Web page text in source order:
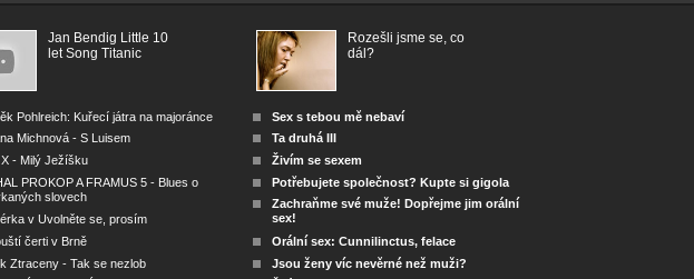
Jan Bendig Little 10
let Song Titanic
Pohlreich: Kuřecí játra na majoránce
Michnová - S Luisem
X - Milý Ježíšku
PROKOP A FRAMUS 5 - Blues o
slovech
v Uvolněte se, prosím
čerti v Brně
Ztraceny - Tak se nezlob
Rozešli jsme se, co
dál?
Sex s tebou mě nebaví
Ta druhá III
Živím se sexem
Potřebujete společnost? Kupte si gigola
Zachraňme své muže! Dopřejme jim orální
sex!
Orální sex: Cunnilinctus, felace
Jsou ženy víc nevěrné než muži?